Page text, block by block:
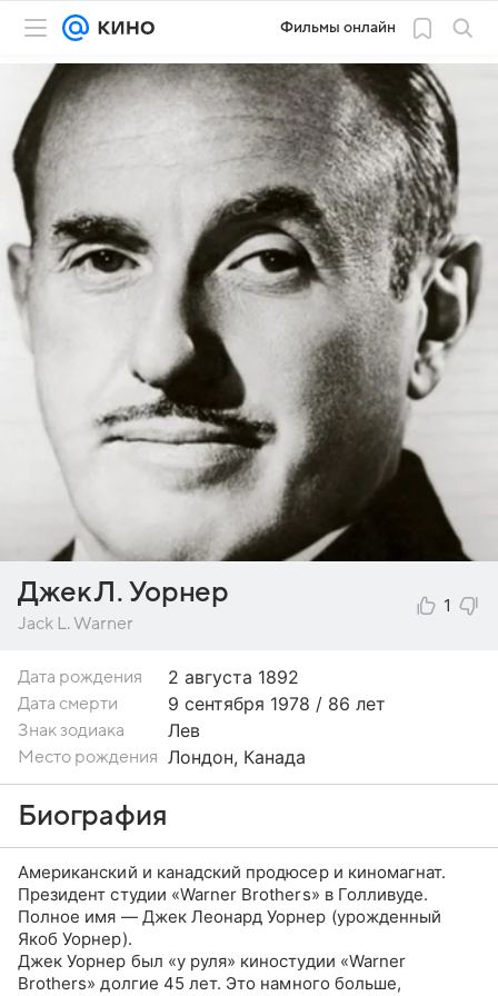
Фильмы онлайн
Джек Л. Уорнер
Jack L. Warner
1
Дата рождения 2 августа 1892
Дата смерти 9 сентября 1978 / 86 лет
Знак зодиака Лев
Место рождения Лондон, Канада
Биография
Американский и канадский продюсер и киномагнат.
Президент студии «Warner Brothers» в Голливуде.
Полное имя — Джек Леонард Уорнер (урожденный
Якоб Уорнер).
Джек Уорнер был «у руля» киностудии «Warner
Brothers» долгие 45 лет. Это намного больше,